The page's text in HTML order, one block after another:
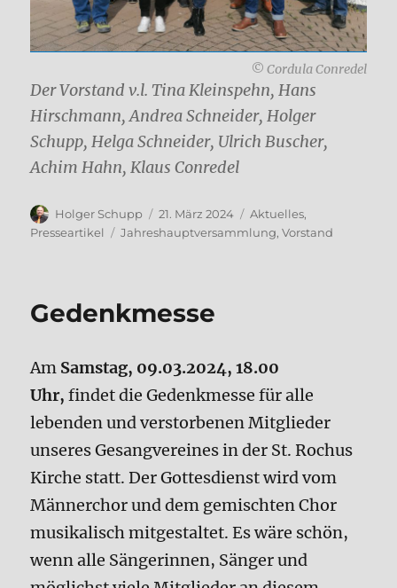
© Cordula Conredel
Der Vorstand v.l. Tina Kleinspehn, Hans
Hirschmann, Andrea Schneider, Holger
Schupp, Helga Schneider, Ulrich Buscher,
Achim Hahn, Klaus Conredel
Autor
Holger Schupp
Veröffentlicht
am
21. März 2024 Kategorien
Aktuelles,
Presseartikel
Schlagwörter
Jahreshauptversammlung,Vorstand
Gedenkmesse
Am Samstag, 09.03.2024, 18.00
Uhr, findet die Gedenkmesse für alle
lebenden und verstorbenen Mitglieder
unseres Gesangvereines in der St. Rochus
Kirche statt. Der Gottesdienst wird vom
Männerchor und dem gemischten Chor
musikalisch mitgestaltet. Es wäre schön,
wenn alle Sängerinnen, Sänger und